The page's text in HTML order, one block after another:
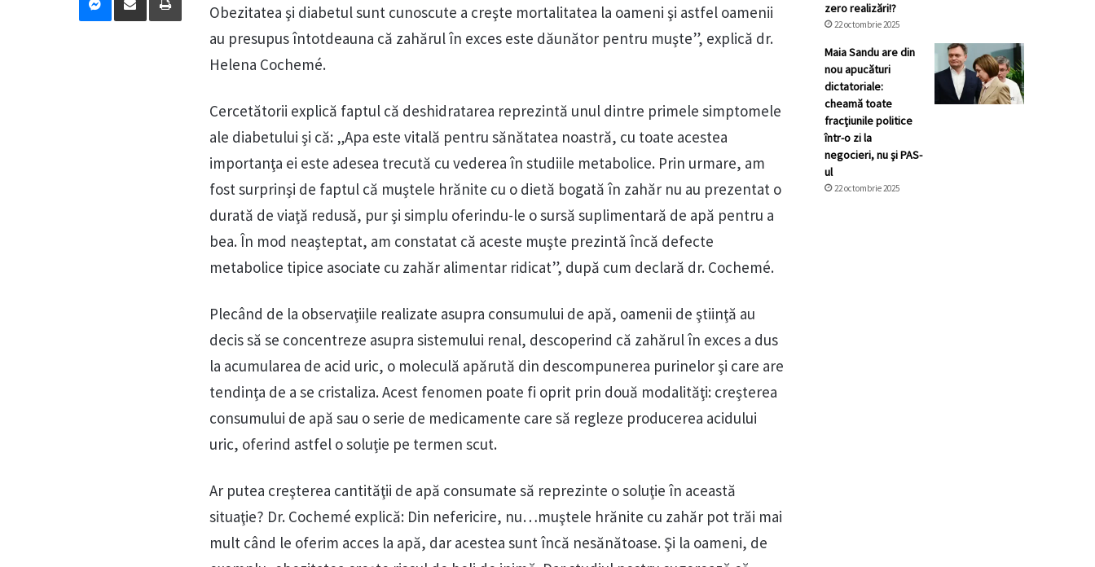
Obezitatea şi diabetul sunt cunoscute a creşte mortalitatea la oameni şi astfel oamenii
au presupus întotdeauna că zahărul în exces este dăunător pentru muşte”, explică dr.
Helena Cochemé.
Cercetătorii explică faptul că deshidratarea reprezintă unul dintre primele simptomele
ale diabetului şi că: „Apa este vitală pentru sănătatea noastră, cu toate acestea
importanţa ei este adesea trecută cu vederea în studiile metabolice. Prin urmare, am
fost surprinşi de faptul că muştele hrănite cu o dietă bogată în zahăr nu au prezentat o
durată de viaţă redusă, pur şi simplu oferindu-le o sursă suplimentară de apă pentru a
bea. În mod neaşteptat, am constatat că aceste muşte prezintă încă defecte
metabolice tipice asociate cu zahăr alimentar ridicat”, după cum declară dr. Cochemé.
Plecând de la observaţiile realizate asupra consumului de apă, oamenii de ştiinţă au
decis să se concentreze asupra sistemului renal, descoperind că zahărul în exces a dus
la acumularea de acid uric, o moleculă apărută din descompunerea purinelor şi care are
tendinţa de a se cristaliza. Acest fenomen poate fi oprit prin două modalităţi: creşterea
consumului de apă sau o serie de medicamente care să regleze producerea acidului
uric, oferind astfel o soluţie pe termen scut.
Ar putea creşterea cantităţii de apă consumate să reprezinte o soluţie în această
situaţie? Dr. Cochemé explică: Din nefericire, nu…muştele hrănite cu zahăr pot trăi mai
mult când le oferim acces la apă, dar acestea sunt încă nesănătoase. Şi la oameni, de
zero realizări!?
22 octombrie 2025
Maia Sandu are din
nou apucături
dictatoriale:
cheamă toate
fracţiunile politice
într-o zi la
negocieri, nu şi PAS-
ul
22 octombrie 2025